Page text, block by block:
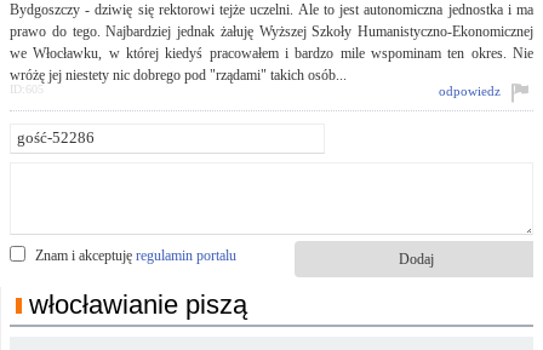
Bydgoszczy - dziwię się rektorowi tejże uczelni. Ale to jest autonomiczna jednostka i ma
prawo do tego. Najbardziej jednak żałuję Wyższej Szkoły Humanistyczno-Ekonomicznej
we Włocławku, w której kiedyś pracowałem i bardzo mile wspominam ten okres. Nie
wróżę jej niestety nic dobrego pod "rządami" takich osób...
odpowiedz
ID:605
Znam i akceptuję regulamin portalu
włocławianie piszą